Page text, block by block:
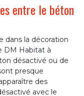
entre le béton
dans la décoration
DM Habitat à
désactivé ou de
presque
des
avec le